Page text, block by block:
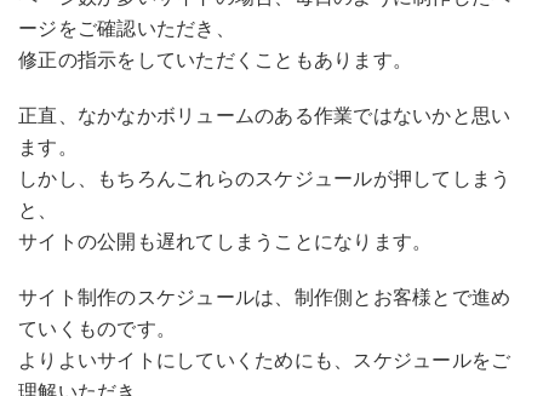
ージをご確認いただき、
修正の指示をしていただくこともあります。
正直、なかなかボリュームのある作業ではないかと思い
ます。
しかし、もちろんこれらのスケジュールが押してしまう
と、
サイトの公開も遅れてしまうことになります。
サイト制作のスケジュールは、制作側とお客様とで進め
ていくものです。
よりよいサイトにしていくためにも、スケジュールをご
理解いただき、